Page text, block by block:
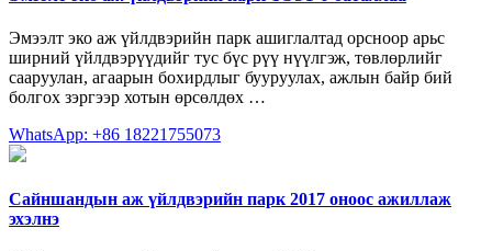
Эмээлт эко аж үйлдвэрийн парк ашиглалтад орсноор арьс
ширний үйлдвэрүүдийг тус бүс рүү нүүлгэж, төвлөрлийг
сааруулан, агаарын бохирдлыг бууруулах, ажлын байр бий
болгох зэргээр хотын өрсөлдөх …
WhatsApp: +86 18221755073
Сайншандын аж үйлдвэрийн парк 2017 оноос ажиллаж
эхэлнэ